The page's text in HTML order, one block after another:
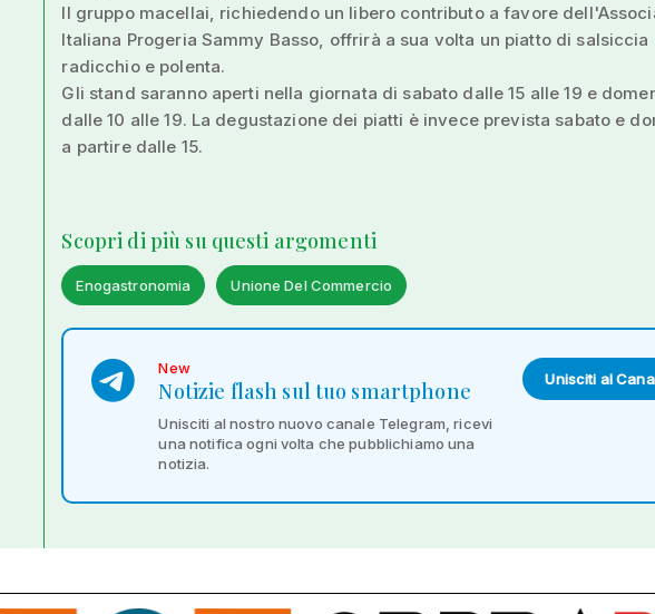
Il gruppo macellai, richiedendo un libero contributo a favore
Italiana Progeria Sammy Basso, offrirà a sua volta un piatto di salsiccia
radicchio e polenta.
Gli stand saranno aperti nella giornata di sabato dalle 15 alle 19 e
dalle 10 alle 19. La degustazione dei piatti è invece prevista sabato e
a partire dalle 15.
Scopri di più su questi argomenti
Enogastronomia Unione Del Commercio
New
Notizie flash sul tuo smartphone
Unisciti al nostro nuovo canale Telegram, ricevi
una notifica ogni volta che pubblichiamo una
notizia.
Unisciti al